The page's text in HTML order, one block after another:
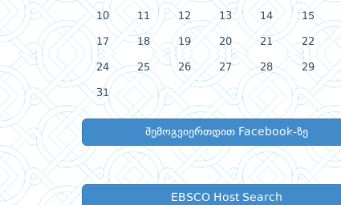
10 11 12 13 14 15
17 18 19 20 21 22
24 25 26 27 28 29
31
შემოგვიერთდით Facebook-ზე
EBSCO Host Search